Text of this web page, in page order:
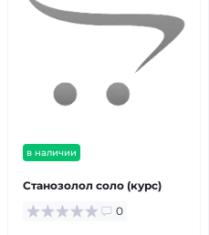
в наличии
Станозолол соло (курс)
0